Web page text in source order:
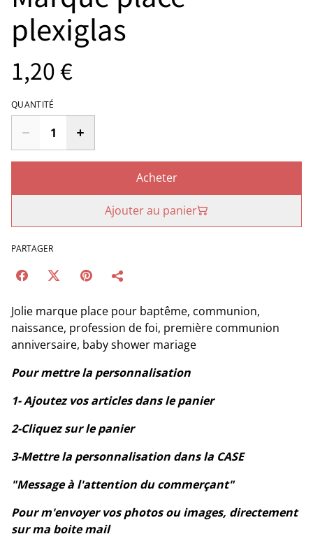
plexiglas
1,20 €
QUANTITÉ
Acheter
Ajouter au panier
PARTAGER
Jolie marque place pour baptême, communion,
naissance, profession de foi, première communion
anniversaire, baby shower mariage
Pour mettre la personnalisation
1- Ajoutez vos articles dans le panier
2-Cliquez sur le panier
3-Mettre la personnalisation dans la CASE
"Message à l'attention du commerçant"
Pour m'envoyer vos photos ou images, directement
sur ma boite mail